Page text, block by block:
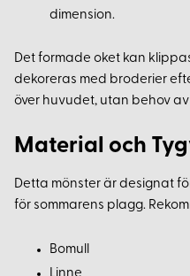
dimension.
Det formade oket kan
dekoreras med broderier
över huvudet, utan behov
Material och
Detta mönster är designat
för sommarens plagg.
Bomull